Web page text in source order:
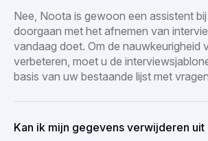
Nee, Noota is gewoon een assistent
doorgaan met het afnemen van
vandaag doet. Om de nauwkeurigheid
verbeteren, moet u de
basis van uw bestaande lijst met
Kan ik mijn gegevens verwijderen uit